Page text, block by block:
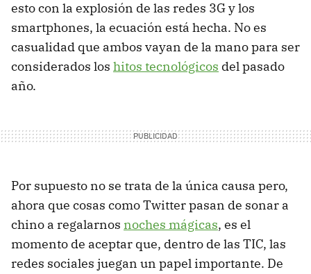
esto con la explosión de las redes 3G y los
smartphones, la ecuación está hecha. No es
casualidad que ambos vayan de la mano para ser
considerados los hitos tecnológicos del pasado
año.
Por supuesto no se trata de la única causa pero,
ahora que cosas como Twitter pasan de sonar a
chino a regalarnos noches mágicas, es el
momento de aceptar que, dentro de las TIC, las
redes sociales juegan un papel importante. De